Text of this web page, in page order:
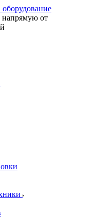
напрямую от